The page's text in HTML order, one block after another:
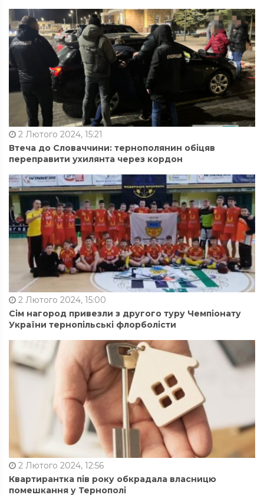
2 Лютого 2024, 15:21
Втеча до Словаччини: тернополянин обіцяв
переправити ухилянта через кордон
2 Лютого 2024, 15:00
Сім нагород привезли з другого туру Чемпіонату
України тернопільські флорболісти
2 Лютого 2024, 12:56
Квартирантка пів року обкрадала власницю
помешкання у Тернополі